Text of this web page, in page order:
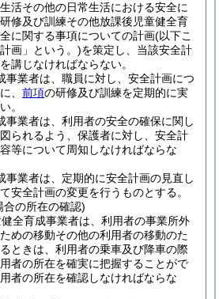
活その他の日常生活における安全に
修及び訓練その他放課後児童健全育
に関する事項についての計画(以下こ
画」という。)を策定し、当該安全計
講じなければならない。
事業者は、職員に対し、安全計画につ
、 前項の研修及び訓練を定期的に実
。
事業者は、利用者の安全の確保に関し
られるよう、保護者に対し、安全計
等について周知しなければならな
事業者は、定期的に安全計画の見直し
安全計画の変更を行うものとする。
の所在の確認)
全育成事業者は、利用者の事業所外
めの移動その他の利用者の移動のた
ときは、利用者の乗車及び降車の際
者の所在を確実に把握することがで
者の所在を確認しなければならな